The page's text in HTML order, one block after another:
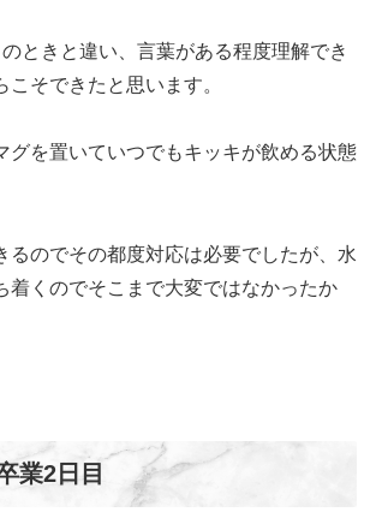
ときと違い、言葉がある程度理解でき
こそできたと思います。
グを置いていつでもキッキが飲める状態
るのでその都度対応は必要でしたが、水
着くのでそこまで大変ではなかったか
業2日目